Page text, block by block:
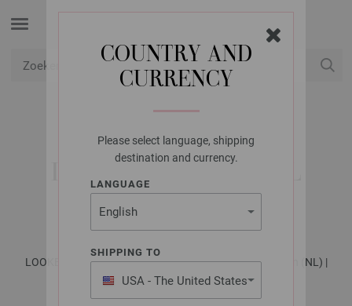
COUNTRY AND
CURRENCY
Please select language, shipping
destination and currency.
LANGUAGE
SHIPPING TO
USA - The United States
of America
LANA GROSSA
DRIEHOEKIGE SJAAL
SILKHAIR PRINT
LOOKBOOK No. 17 - Tijdschrift (DE) + Breibeschrijvingen (NL) |
Model 5